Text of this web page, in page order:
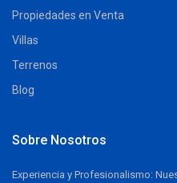
Propiedades en Venta
Villas
Terrenos
Blog
Sobre Nosotros
Experiencia y Profesionalismo: